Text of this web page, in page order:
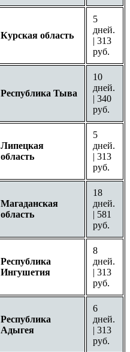
Курская область
5
дней.
| 313
руб.
Республика Тыва
10
дней.
| 340
руб.
Липецкая
область
5
дней.
| 313
руб.
Магаданская
область
18
дней.
| 581
руб.
Республика
Ингушетия
8
дней.
| 313
руб.
Республика
Адыгея
6
дней.
| 313
руб.